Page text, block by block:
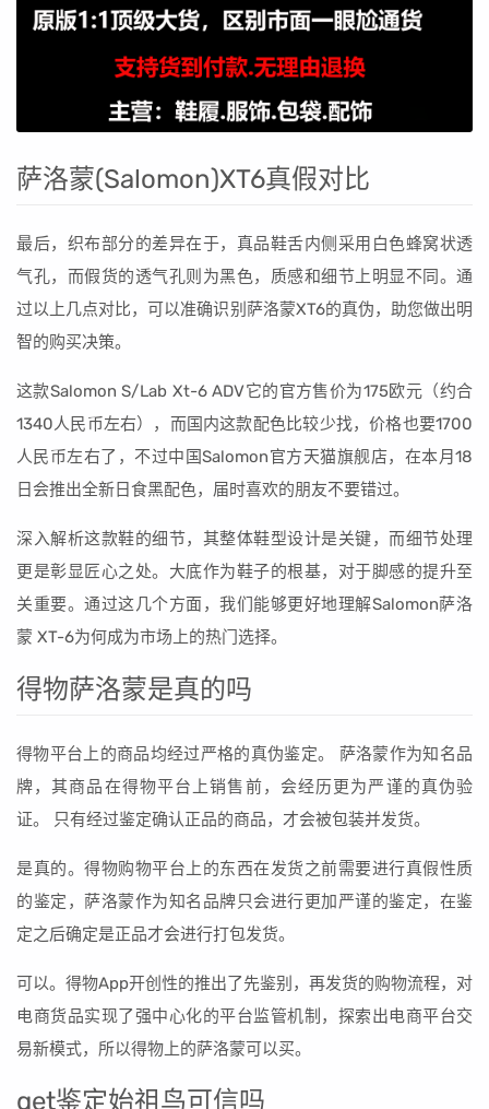
萨洛蒙(Salomon)XT6真假对比
最后，织布部分的差异在于，真品鞋舌内侧采用白色蜂窝状透
气孔，而假货的透气孔则为黑色，质感和细节上明显不同。通
过以上几点对比，可以准确识别萨洛蒙XT6的真伪，助您做出明
智的购买决策。
这款Salomon S/Lab Xt-6 ADV它的官方售价为175欧元（约合
1340人民币左右），而国内这款配色比较少找，价格也要1700
人民币左右了，不过中国Salomon官方天猫旗舰店，在本月18
日会推出全新日食黑配色，届时喜欢的朋友不要错过。
深入解析这款鞋的细节，其整体鞋型设计是关键，而细节处理
更是彰显匠心之处。大底作为鞋子的根基，对于脚感的提升至
关重要。通过这几个方面，我们能够更好地理解Salomon萨洛
蒙 XT-6为何成为市场上的热门选择。
得物萨洛蒙是真的吗
得物平台上的商品均经过严格的真伪鉴定。 萨洛蒙作为知名品
牌，其商品在得物平台上销售前，会经历更为严谨的真伪验
证。 只有经过鉴定确认正品的商品，才会被包装并发货。
是真的。得物购物平台上的东西在发货之前需要进行真假性质
的鉴定，萨洛蒙作为知名品牌只会进行更加严谨的鉴定，在鉴
定之后确定是正品才会进行打包发货。
可以。得物App开创性的推出了先鉴别，再发货的购物流程，对
电商货品实现了强中心化的平台监管机制，探索出电商平台交
易新模式，所以得物上的萨洛蒙可以买。
get鉴定始祖鸟可信吗